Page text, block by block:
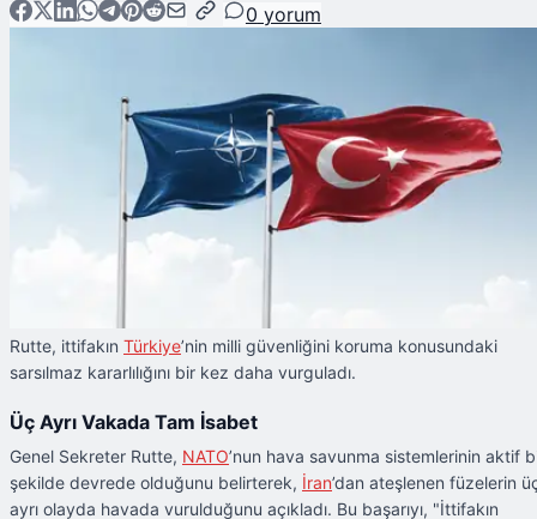
0 yorum
Rutte, ittifakın Türkiye’nin milli güvenliğini koruma konusundaki
sarsılmaz kararlılığını bir kez daha vurguladı.
Üç Ayrı Vakada Tam İsabet
Genel Sekreter Rutte, NATO’nun hava savunma sistemlerinin aktif
şekilde devrede olduğunu belirterek, İran’dan ateşlenen füzelerin
ayrı olayda havada vurulduğunu açıkladı. Bu başarıyı, "İttifakın